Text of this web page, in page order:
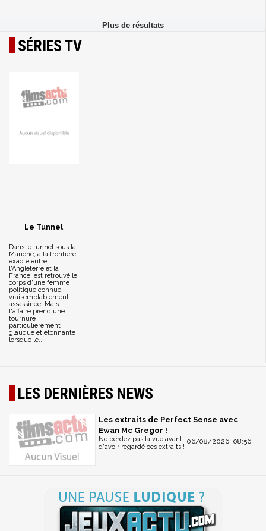
SÉRIES TV
Le Tunnel
Dans le tunnel sous la
Manche, à la frontière
exacte entre
l'Angleterre et la
France, est retrouvé le
corps d'une femme
politique connue,
vraisemblablement
assassinée. Mais
l'affaire prend une
tournure
particulièrement
glauque et étonnante
lorsque le...
LES DERNIÈRES NEWS
Les extraits de Perfect Sense avec
Ewan Mc Gregor !
06/08/2026, 08:56
Ne perdez pas la vue avant
d'avoir regardé ces extraits !